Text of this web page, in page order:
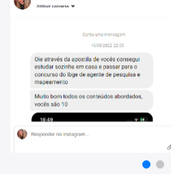
- Possui textos com exercícios ao
- Conteúdo completo, de acordo com
- Apostila elaborada por professores
concursos.
Matérias da Apostila:
Língua Portuguesa
Matemática